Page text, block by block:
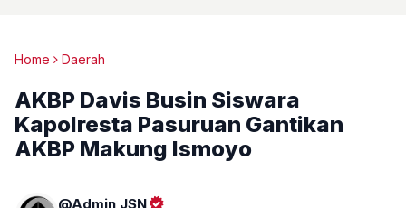
Home Daerah
AKBP Davis Busin Siswara
Kapolresta Pasuruan Gantikan
AKBP Makung Ismoyo
Admin JSN